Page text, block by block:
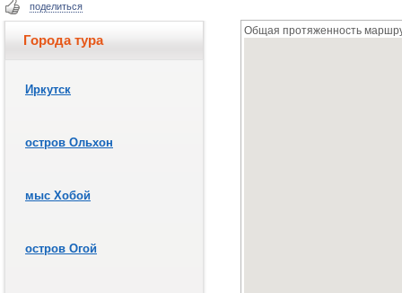
Общая протяженность
поделиться
Города тура
Иркутск
остров Ольхон
мыс Хобой
остров Огой